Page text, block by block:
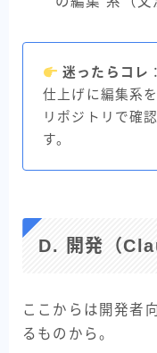
迷ったらコレ
仕上げに編集系
リポジトリで確
す。
D. 開発（
ここからは開発者
るものから。